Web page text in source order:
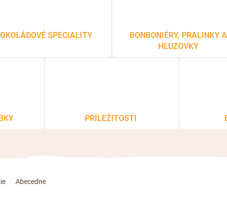
SPECIALITY
BONBONIÉRY, PRALINKY A
HĽUZOVKY
PRÍLEŽITOSTI
Abecedne